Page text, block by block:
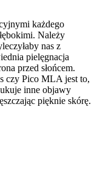
każdego
Należy
nas z
pielęgnacja
przed słońcem.
czy Pico MLA jest to,
inne objawy
pięknie skórę.